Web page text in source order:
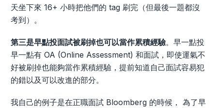
天坐下來 16+ 小時把他們的 tag 刷完（但最後一題都沒
考到）。
第三是早點投面試被刷掉也可以當作累積經驗。早一點投
早一點有 OA (Online Assessment) 和面試，即使運氣不
好被刷掉也能夠當作累積經驗，提前知道自己面試容易犯
的錯以及可以改進的部分。
我自己的例子是在正職面試 Bloomberg 的時候， 為了早